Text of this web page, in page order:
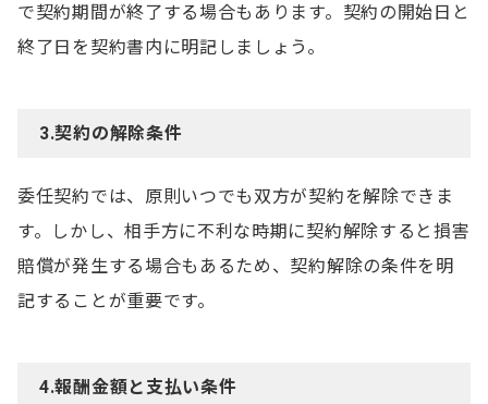
で契約期間が終了する場合もあります。契約の開始日と
終了日を契約書内に明記しましょう。
3.契約の解除条件
委任契約では、原則いつでも双方が契約を解除できま
す。しかし、相手方に不利な時期に契約解除すると損害
賠償が発生する場合もあるため、契約解除の条件を明
記することが重要です。
4.報酬金額と支払い条件